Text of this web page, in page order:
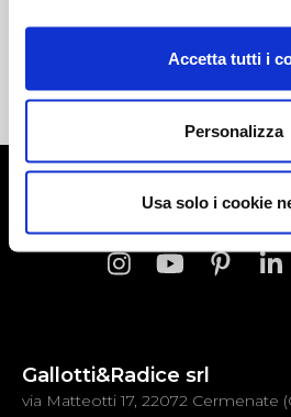
Accetta tutti i
Personalizza
Usa solo i cookie
Gallotti&Radice srl
via Matteotti 17, 22072 Cermenate